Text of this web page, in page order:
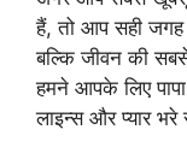
हैं, तो आप सही जगह
बल्कि जीवन की
हमने आपके लिए
लाइन्स और प्यार